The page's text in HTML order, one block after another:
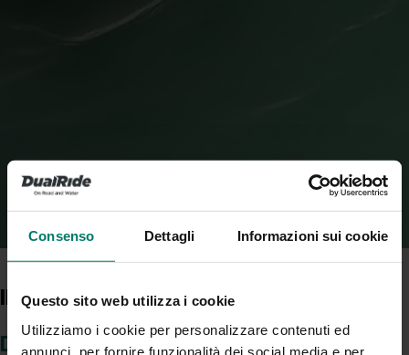
Consenso Dettagli Informazioni sui cookie
Questo sito web utilizza i cookie
Utilizziamo i cookie per personalizzare contenuti ed
annunci, per fornire funzionalità dei social media e per
Il Prodotto
Dual Ride